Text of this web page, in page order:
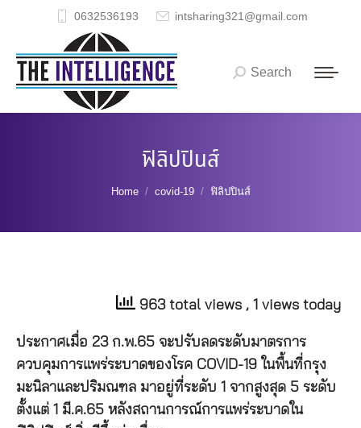
0632536193 intsharing321@gmail.com
Search:
Search
ฟิลิปปินส์
You are here:
Home covid-19 ฟิลิปปินส์
963 total views , 1 views today
ประกาศเมื่อ 23 ก.พ.65 จะปรับลดระดับมาตรการ
ควบคุมการแพร่ระบาดของโรค COVID-19 ในพื้นที่กรุง
มะนิลาและปริมณฑล มาอยู่ที่ระดับ 1 จากสูงสุด 5 ระดับ
ตั้งแต่ 1 มี.ค.65 หลังสถานการณ์การแพร่ระบาดใน